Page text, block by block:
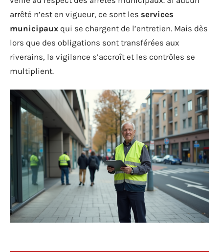
arrêté n’est en vigueur, ce sont les services
municipaux qui se chargent de l’entretien. Mais dès
lors que des obligations sont transférées aux
riverains, la vigilance s’accroît et les contrôles se
multiplient.